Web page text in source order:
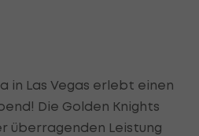
in Las Vegas erlebt einen
Die Golden Knights
überragenden Leistung